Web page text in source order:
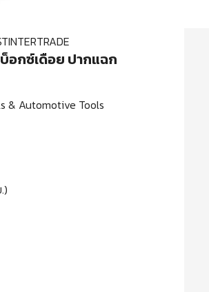
อกซ์เดือย ปากแฉก
& Automotive Tools